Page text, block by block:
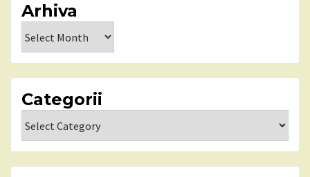
Arhiva
Categorii